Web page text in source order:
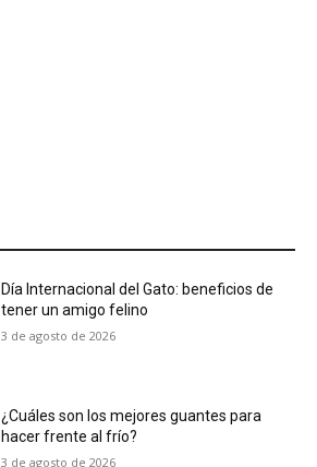
Día Internacional del Gato: beneficios de
tener un amigo felino
3 de agosto de 2026
¿Cuáles son los mejores guantes para
hacer frente al frío?
3 de agosto de 2026